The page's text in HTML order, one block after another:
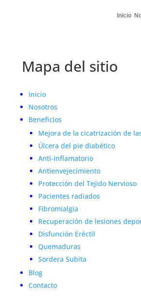
Inicio
Mapa del sitio
Inicio
Nosotros
Beneficios
Mejora de la cicatrización de
Úlcera del pie diabético
Anti-inflamatorio
Antienvejecimiento
Protección del Tejido Nervioso
Pacientes radiados
Fibromialgia
Recuperación de lesiones
Disfunción Eréctil
Quemaduras
Sordera Subita
Blog
Contacto